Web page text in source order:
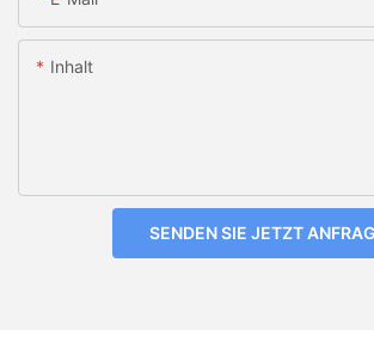
Inhalt
SENDEN SIE JETZT